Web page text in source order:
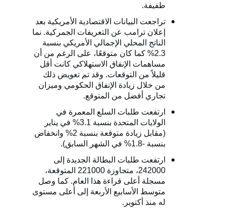
طفيفة.
تراجعت البيانات الاقتصادية الأمريكية بعد
إعلان ترامب عن التعريفات الجمركية. نما
الناتج المحلي الإجمالي الأمريكي بنسبة
2.3% كما كان متوقعًا، على الرغم من أن
مساهمات الإنفاق الاستهلاكي كانت أقل
قليلاً من التوقعات. وقد تم تعويض ذلك
من خلال زيادة الإنفاق الحكومي وميزان
تجاري أفضل من المتوقع.
ارتفعت طلبات السلع المعمرة في
الولايات المتحدة بنسبة 3.1% في يناير
(مقابل زيادة متوقعة بنسبة 2% وانخفاض
بنسبة -1.8% في الشهر السابق).
ارتفعت طلبات البطالة الجديدة إلى
242000، متجاوزة 221000 المتوقعة،
مسجلة أعلى قراءة هذا العام. كما وصل
متوسط ​​الأسابيع الأربعة إلى أعلى مستوى
له منذ أكتوبر.